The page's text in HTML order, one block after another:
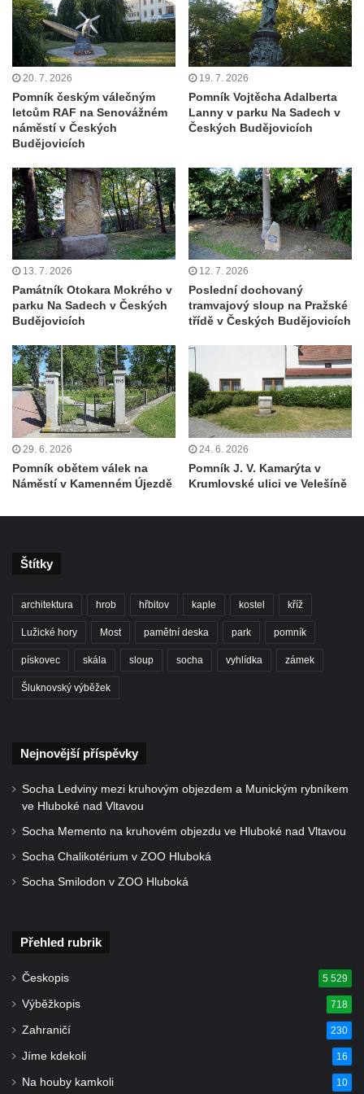
Kenotaf Oskara Ringelhana na hřbitově v
Benešově nad Ploučnicí
Kenotaf Augusta Michela na hřbitově v
Benešově nad Ploučnicí
Hrob Šumových na hřbitově v Benešově
nad Ploučnicí
Hrob Theodora Sommera na hřbitově v
Benešově nad Ploučnicí
Hrob Wendelina Janiche na hřbitově v
Benešově nad Ploučnicí
Hrob Christodoulona Panayiotise na
hřbitově v Benešově nad Ploučnicí
Hrob Franze Wünsche na hřbitově v
Benešově nad Ploučnicí
kapli Panny Marie Bolestné v Benešově
nad Ploučnicí
Pamětní deska Samuela Fullera na zámku
v Sokolově
Kenotaf Ericha Ullmanna na hřbitově
Šumburk nad Desnou v Tanvaldu
nad Desnou v Tanvaldu
Tanvaldu
Kenotaf Josefa Staritze na hřbitově ve
Starých Křečanech
Hrob Antona Reintsche na hřbitově ve
Starých Křečanech
Tyršových sadech v Jablonci nad Nisou
Křečanech
Pomník Theodora Körnera v Tyršově ulici v
Pamětní deska Polské armádě na budově
MÚ v ulici 2. polské armády v Rumburku
Kenotaf Richarda Grossmanna na hřbitově
20. 7. 2026
Pomník českým válečným
letcům RAF na Senovážném
náměstí v Českých
Budějovicích
19. 7. 2026
Pomník Vojtěcha Adalberta
Lanny v parku Na Sadech v
Českých Budějovicích
13. 7. 2026
Památník Otokara Mokrého v
parku Na Sadech v Českých
Budějovicích
12. 7. 2026
Poslední dochovaný
tramvajový sloup na Pražské
třídě v Českých Budějovicích
29. 6. 2026
Pomník obětem válek na
Náměstí v Kamenném Újezdě
24. 6. 2026
Pomník J. V. Kamarýta v
Krumlovské ulici ve Velešíně
Štítky
architektura hrob hřbitov kaple kostel kříž
Lužické hory Most pamětní deska park pomník
pískovec skála sloup socha vyhlídka zámek
Šluknovský výběžek
Nejnovější příspěvky
Socha Ledviny mezi kruhovým objezdem a Munickým rybníkem
ve Hluboké nad Vltavou
Socha Memento na kruhovém objezdu ve Hluboké nad Vltavou
Socha Chalikotérium v ZOO Hluboká
Socha Smilodon v ZOO Hluboká
Přehled rubrik
Českopis 5 529
Výběžkopis 718
Zahraničí 230
Jíme kdekoli 16
Na houby kamkoli 10